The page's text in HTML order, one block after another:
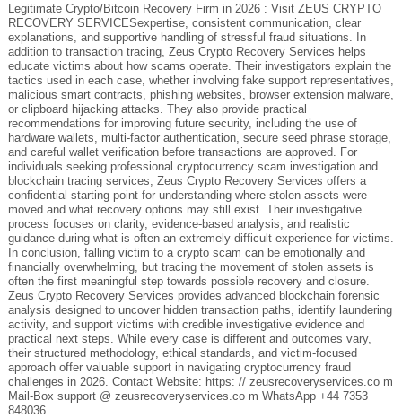
Legitimate Crypto/Bitcoin Recovery Firm in 2026 : Visit ZEUS CRYPTO
RECOVERY SERVICESexpertise, consistent communication, clear
explanations, and supportive handling of stressful fraud situations. In
addition to transaction tracing, Zeus Crypto Recovery Services helps
educate victims about how scams operate. Their investigators explain the
tactics used in each case, whether involving fake support representatives,
malicious smart contracts, phishing websites, browser extension malware,
or clipboard hijacking attacks. They also provide practical
recommendations for improving future security, including the use of
hardware wallets, multi-factor authentication, secure seed phrase storage,
and careful wallet verification before transactions are approved. For
individuals seeking professional cryptocurrency scam investigation and
blockchain tracing services, Zeus Crypto Recovery Services offers a
confidential starting point for understanding where stolen assets were
moved and what recovery options may still exist. Their investigative
process focuses on clarity, evidence-based analysis, and realistic
guidance during what is often an extremely difficult experience for victims.
In conclusion, falling victim to a crypto scam can be emotionally and
financially overwhelming, but tracing the movement of stolen assets is
often the first meaningful step towards possible recovery and closure.
Zeus Crypto Recovery Services provides advanced blockchain forensic
analysis designed to uncover hidden transaction paths, identify laundering
activity, and support victims with credible investigative evidence and
practical next steps. While every case is different and outcomes vary,
their structured methodology, ethical standards, and victim-focused
approach offer valuable support in navigating cryptocurrency fraud
challenges in 2026. Contact Website: https: // zeusrecoveryservices.co m
Mail-Box support @ zeusrecoveryservices.co m WhatsApp +44 7353
848036